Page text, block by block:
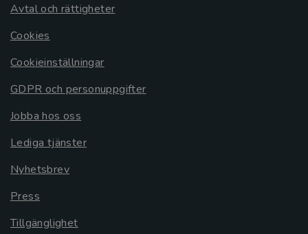
Avtal och rättigheter
Cookies
Cookieinställningar
GDPR och personuppgifter
Jobba hos oss
Lediga tjänster
Nyhetsbrev
Press
Tillgänglighet